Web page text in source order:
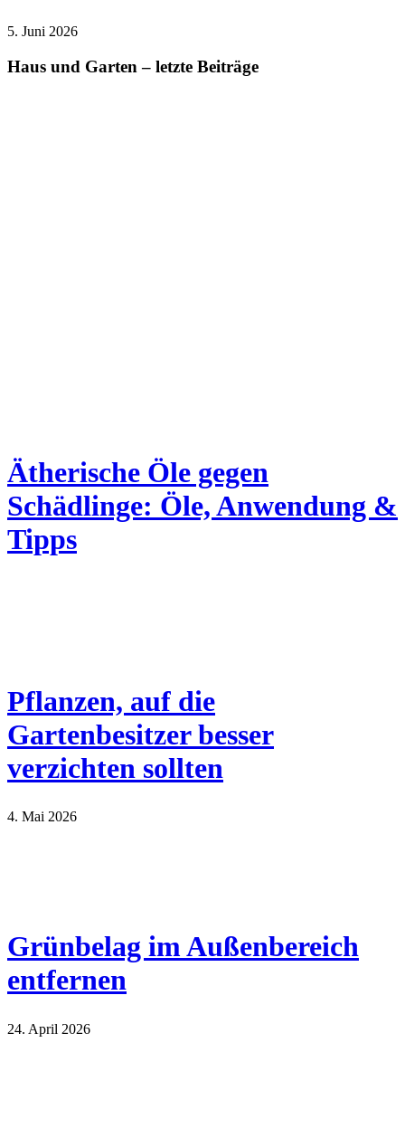
5. Juni 2026
Haus und Garten – letzte Beiträge
Ätherische Öle gegen
Schädlinge: Öle, Anwendung &
Tipps
Pflanzen, auf die
Gartenbesitzer besser
verzichten sollten
4. Mai 2026
Grünbelag im Außenbereich
entfernen
24. April 2026